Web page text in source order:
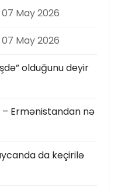
07 May 2026
07 May 2026
olduğunu deyir
Ermənistandan nə
da keçirilə